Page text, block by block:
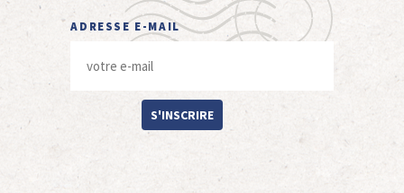
ADRESSE E-MAIL
S'INSCRIRE